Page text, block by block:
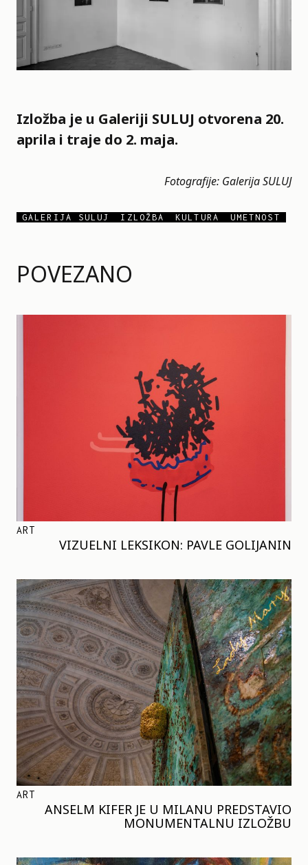
POVEZANO
ART
VIZUELNI LEKSIKON: PAVLE GOLIJANIN
ART
ANSELM KIFER JE U MILANU PREDSTAVIO
MONUMENTALNU IZLOŽBU
Izložba je u Galeriji SULUJ otvorena 20.
aprila i traje do 2. maja.
Fotografije: Galerija SULUJ
GALERIJA SULUJ IZLOŽBA KULTURA UMETNOST